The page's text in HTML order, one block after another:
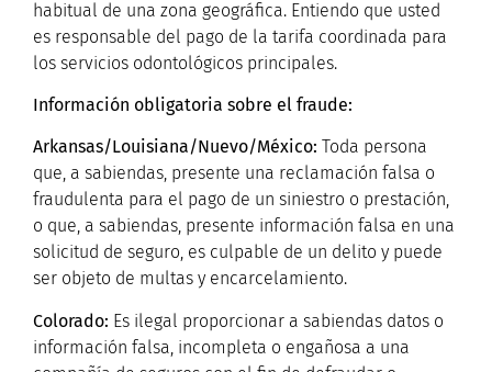
habitual de una zona geográfica. Entiendo que usted
es responsable del pago de la tarifa coordinada para
los servicios odontológicos principales.
Información obligatoria sobre el fraude:
Arkansas/Louisiana/Nuevo/México: Toda persona
que, a sabiendas, presente una reclamación falsa o
fraudulenta para el pago de un siniestro o prestación,
o que, a sabiendas, presente información falsa en una
solicitud de seguro, es culpable de un delito y puede
ser objeto de multas y encarcelamiento.
Colorado: Es ilegal proporcionar a sabiendas datos o
información falsa, incompleta o engañosa a una